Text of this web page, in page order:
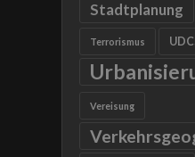
Stadtplanung
Terrorismus
Vereisung